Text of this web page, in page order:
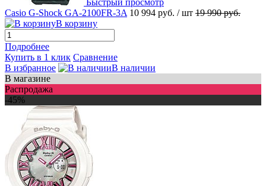
Casio G-Shock GA-2100FR-3A 10 994 руб. / шт 19 990 руб.
В корзину
Подробнее
Купить в 1 клик Сравнение
В избранное
В наличии
В магазине
Распродажа
-45%